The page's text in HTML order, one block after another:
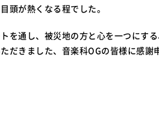
頭が熱くなる程でした。
を通し、被災地の方と心を一つにす
だきました、音楽科OGの皆様に感謝